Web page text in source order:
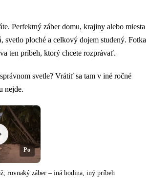
Perfektný záber domu, krajiny alebo miesta
svetlo ploché a celkový dojem studený. Fotka
ten príbeh, ktorý chcete rozprávať.
svetle? Vrátiť sa tam v iné ročné
nejde.
Po
rovnaký záber – iná hodina, iný príbeh